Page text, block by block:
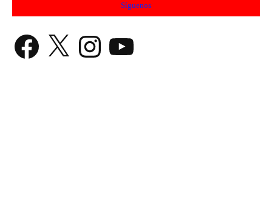
Síguenos
Facebook X Instagram